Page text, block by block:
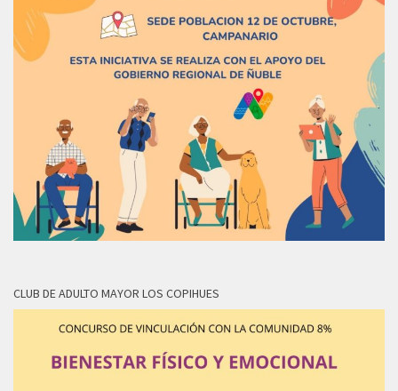
CLUB DE ADULTO MAYOR LOS COPIHUES